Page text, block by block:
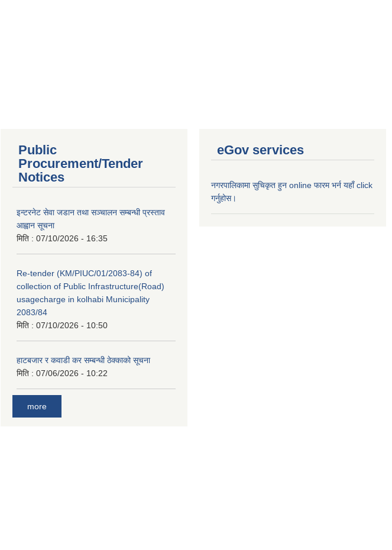
Public
Procurement/Tender
Notices
इन्टरनेट सेवा जडान तथा सञ्चालन सम्बन्धी प्रस्ताव
आह्वान सूचना
मिति : 07/10/2026 - 16:35
Re-tender (KM/PIUC/01/2083-84) of
collection of Public Infrastructure(Road)
usagecharge in kolhabi Municipality
2083/84
मिति : 07/10/2026 - 10:50
हाटबजार र कवाडी कर सम्बन्धी ठेक्काको सूचना
मिति : 07/06/2026 - 10:22
more
eGov services
नगरपालिकामा सुचिकृत हुन online फारम भर्न यहाँ click
गर्नुहोस।